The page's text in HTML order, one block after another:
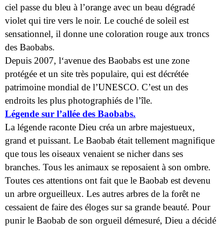
ciel passe du bleu à l’orange avec un beau dégradé
violet qui tire vers le noir. Le couché de soleil est
sensationnel, il donne une coloration rouge aux troncs
des Baobabs.
Depuis 2007, l‘avenue des Baobabs est une zone
protégée et un site très populaire, qui est décrétée
patrimoine mondial de l’UNESCO. C’est un des
endroits les plus photographiés de l’île.
Légende sur l’allée des Baobabs.
La légende raconte Dieu créa un arbre majestueux,
grand et puissant. Le Baobab était tellement magnifique
que tous les oiseaux venaient se nicher dans ses
branches. Tous les animaux se reposaient à son ombre.
Toutes ces attentions ont fait que le Baobab est devenu
un arbre orgueilleux. Les autres arbres de la forêt ne
cessaient de faire des éloges sur sa grande beauté. Pour
punir le Baobab de son orgueil démesuré, Dieu a décidé